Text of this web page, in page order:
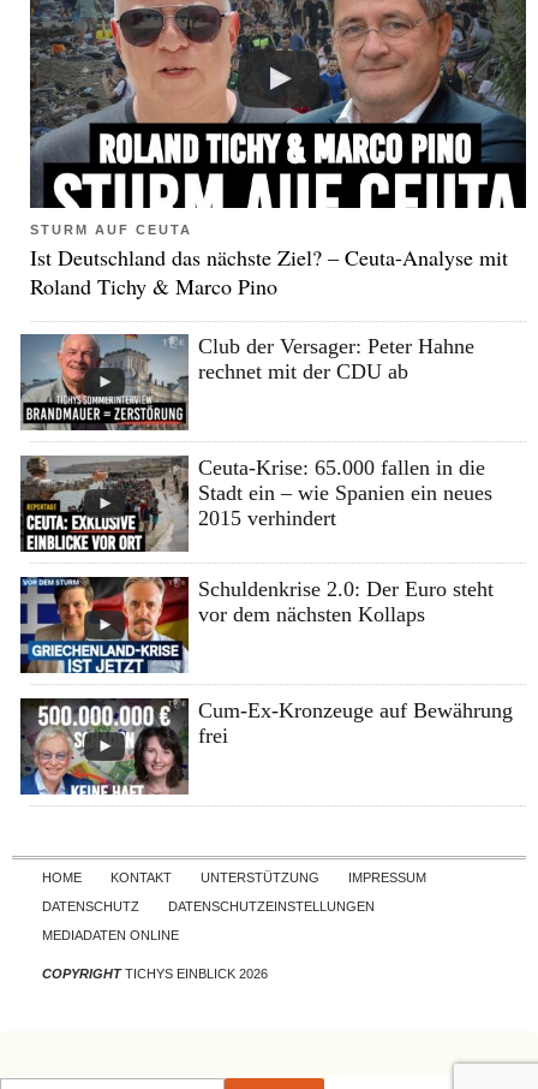
STURM AUF CEUTA
Ist Deutschland das nächste Ziel? – Ceuta-Analyse mit
Roland Tichy & Marco Pino
Club der Versager: Peter Hahne
rechnet mit der CDU ab
Ceuta-Krise: 65.000 fallen in die
Stadt ein – wie Spanien ein neues
2015 verhindert
Schuldenkrise 2.0: Der Euro steht
vor dem nächsten Kollaps
Cum-Ex-Kronzeuge auf Bewährung
frei
Skip to content
HOME KONTAKT UNTERSTÜTZUNG
IMPRESSUM
DATENSCHUTZ
DATENSCHUTZEINSTELLUNGEN
MEDIADATEN ONLINE
COPYRIGHTTICHYS EINBLICK 2026